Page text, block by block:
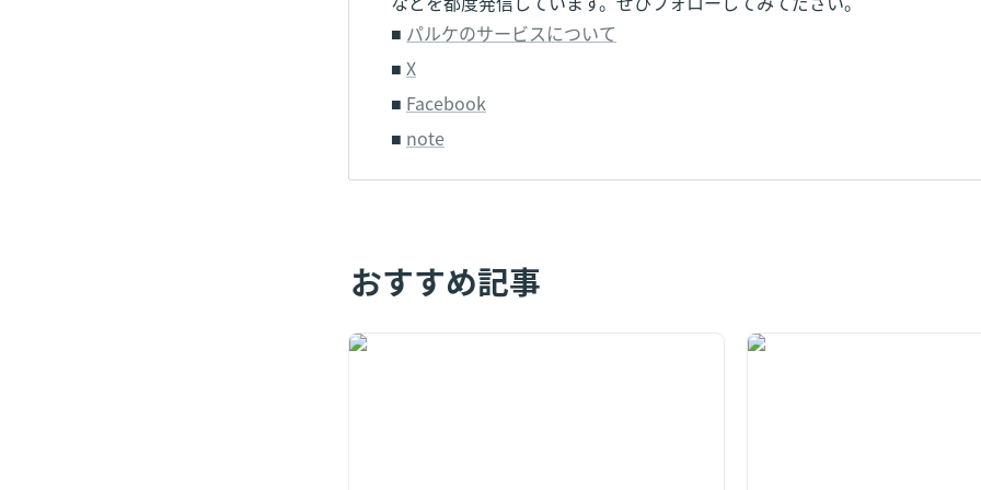
■ パルケのサービスについて
■ X
■ Facebook
■ note
おすすめ記事
【人手不足倒産441件で過去最多】夏の繁忙期
【4割超の企業が実践】辞め